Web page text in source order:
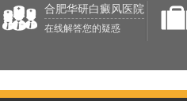
合肥华研白癜风医院
在线解答您的疑惑